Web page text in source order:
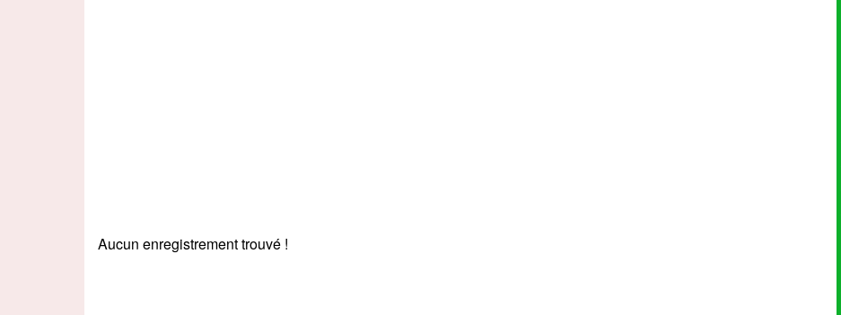
Aucun enregistrement trouvé !